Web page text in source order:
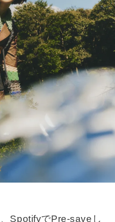
SpotifyでPre-saveし